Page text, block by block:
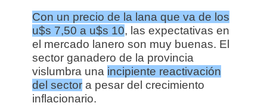
Con un precio de la lana que va de los
u$s 7,50 a u$s 10, las expectativas en
el mercado lanero son muy buenas. El
sector ganadero de la provincia
vislumbra una incipiente reactivación
del sectora pesar del crecimiento
inflacionario.